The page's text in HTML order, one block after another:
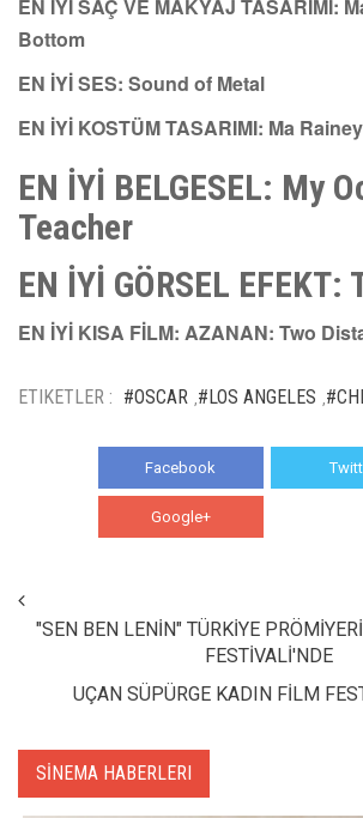
EN İYİ SAÇ VE MAKYAJ TASARIMI:
Bottom
EN İYİ SES: Sound of Metal
EN İYİ KOSTÜM TASARIMI: Ma
EN İYİ BELGESEL: My
Teacher
EN İYİ GÖRSEL EFEKT:
EN İYİ KISA FİLM: AZANAN: Two
ETIKETLER : #OSCAR #LOS ANGELES
Facebook
Google+
"SEN BEN LENİN" TÜRKİYE
FESTİVALİ'NDE
UÇAN SÜPÜRGE KADIN FİLM
SİNEMA HABERLERI